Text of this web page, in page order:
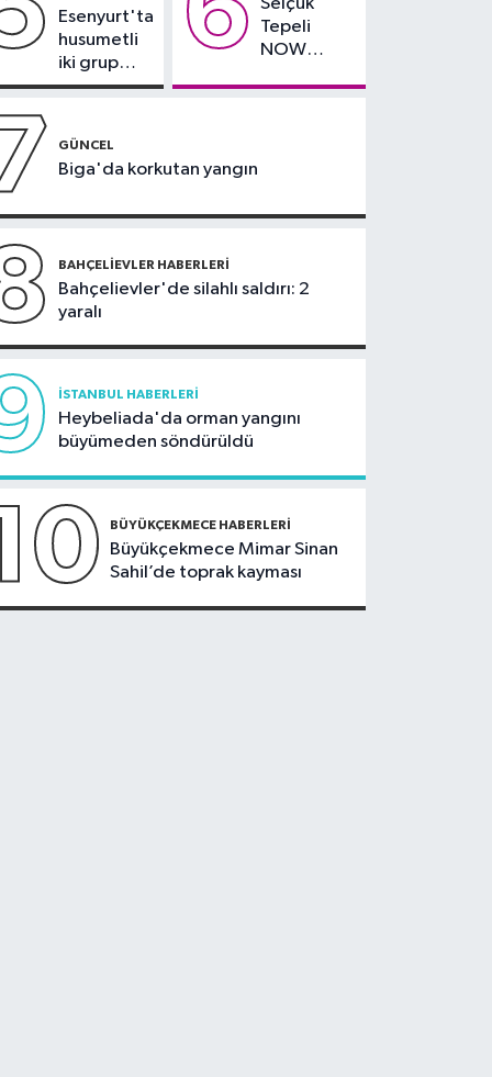
bırakıldı
kapatılacak
Esenyurt'ta
husumetli
iki grup
arasında
Tepeli
NOW
GÜNCEL
Biga'da korkutan yangın
BAHÇELIEVLER HABERLERI
Bahçelievler'de silahlı saldırı: 2
yaralı
İSTANBUL HABERLERI
Heybeliada'da orman yangını
büyümeden söndürüldü
BÜYÜKÇEKMECE HABERLERI
Büyükçekmece Mimar Sinan
Sahil’de toprak kayması